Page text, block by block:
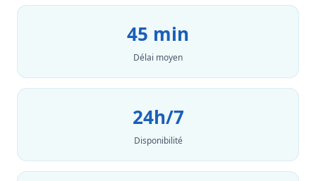
45 min
Délai moyen
24h/7
Disponibilité